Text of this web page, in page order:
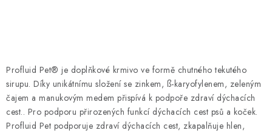
Profluid Pet® je doplňkové krmivo ve formě chutného tekutého
sirupu. Díky unikátnímu složení se zinkem, ß-karyofylenem, zeleným
čajem a manukovým medem přispívá k podpoře zdraví dýchacích
cest.. Pro podporu přirozených funkcí dýchacích cest psů a koček.
Profluid Pet podporuje zdraví dýchacích cest, zkapalňuje hlen,